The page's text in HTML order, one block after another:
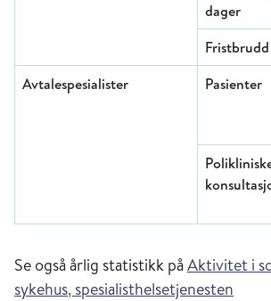
dager
Fristbrudd
Avtalespesialister
Pasienter
Se også årlig statistikk påAktivitet i
sykehus, spesialisthelsetjenesten